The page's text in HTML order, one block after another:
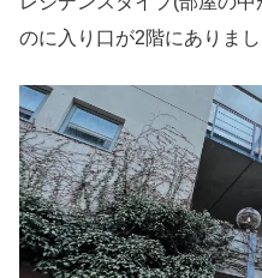
のに入り口が2階にありまし